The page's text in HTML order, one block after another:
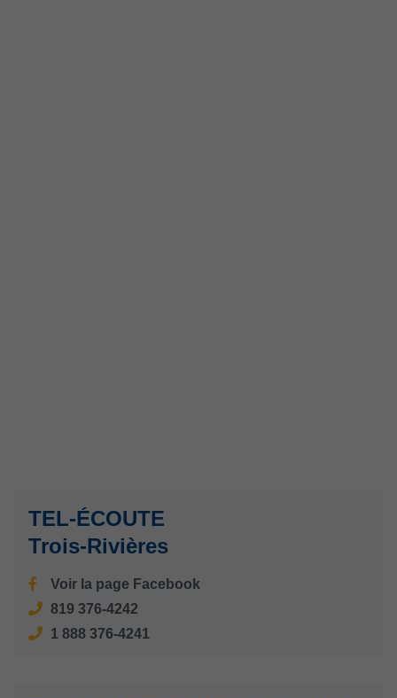
TEL-ÉCOUTE
Trois-Rivières
Voir la page Facebook
819 376-4242
1 888 376-4241